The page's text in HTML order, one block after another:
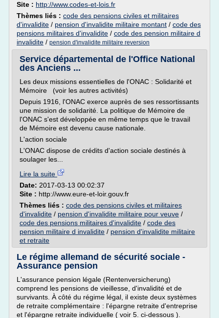
Site : http://www.codes-et-lois.fr
Thèmes liés : code des pensions civiles et militaires
d'invalidite / pension d'invalidite militaire montant / code des
pensions militaires d'invalidite / code des pension militaire d
invalidite / pension d'invalidite militaire reversion
Service départemental de l'Office National
des Anciens ...
Les deux missions essentielles de l'ONAC : Solidarité et
Mémoire (voir les autres activités)
Depuis 1916, l'ONAC exerce auprès de ses ressortissants
une mission de solidarité. La politique de Mémoire de
l'ONAC s'est développée en même temps que le travail
de Mémoire est devenu cause nationale.
L'action sociale
L'ONAC dispose de crédits d'action sociale destinés à
soulager les...
Lire la suite
Date: 2017-03-13 00:02:37
Site : http://www.eure-et-loir.gouv.fr
Thèmes liés : code des pensions civiles et militaires
d'invalidite / pension d'invalidite militaire pour veuve /
code des pensions militaires d'invalidite / code des
pension militaire d invalidite / pension d'invalidite militaire
et retraite
Le régime allemand de sécurité sociale -
Assurance pension
L'assurance pension légale (Rentenversicherung)
comprend les pensions de vieillesse, d'invalidité et de
survivants. À côté du régime légal, il existe deux systèmes
de retraite complémentaire : l'épargne retraite d'entreprise
et l'épargne retraite individuelle ( voir 5. ci-dessous ).